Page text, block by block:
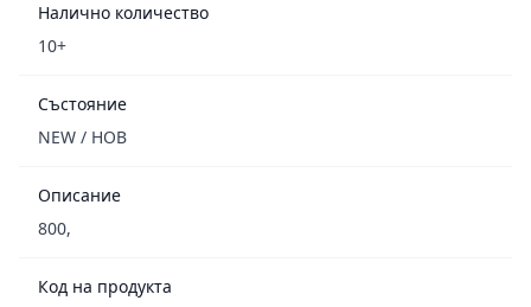
Налично количество
10+
Състояние
NEW / НОВ
Описание
800,
Код на продукта